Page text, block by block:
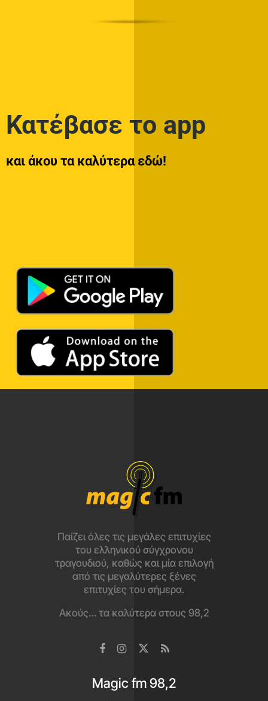
Κατέβασε το app
και άκου τα καλύτερα εδώ!
Παίζει όλες τις μεγάλες επιτυχίες
του ελληνικού σύγχρονου
τραγουδιού, καθώς και μία επιλογή
από τις μεγαλύτερες ξένες
επιτυχίες του σήμερα.
Ακούς… τα καλύτερα στους 98,2
Magic fm 98,2